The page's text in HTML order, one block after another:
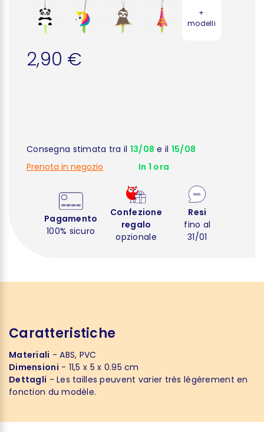
+
modelli
2,90 €
Consegna stimata tra il 13/08 e il 15/08
Prenota in negozio
In 1 ora
Pagamento
100% sicuro
Confezione
regalo
opzionale
Resi
fino al
31/01
Caratteristiche
Materiali - ABS, PVC
Dimensioni - 11,5 x 5 x 0.95 cm
Dettagli - Les tailles peuvent varier très légèrement en
fonction du modèle.